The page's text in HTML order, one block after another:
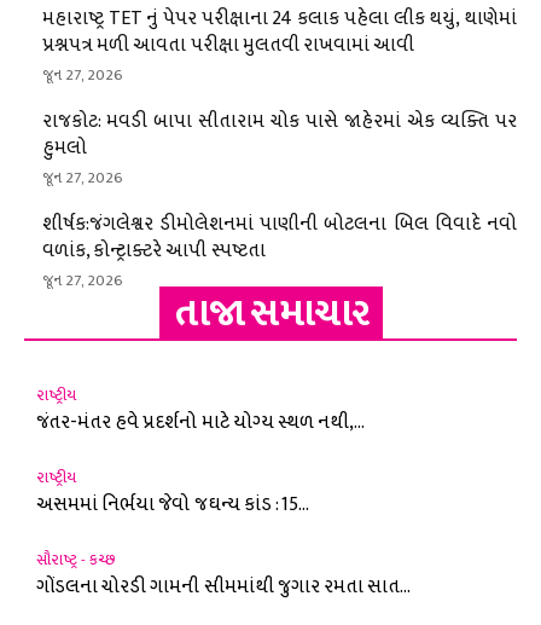
મહારાષ્ટ્ર TET નું પેપર પરીક્ષાના 24 કલાક પહેલા લીક થયું, થાણેમાં
પ્રશ્નપત્ર મળી આવતા પરીક્ષા મુલતવી રાખવામાં આવી
જૂન 27, 2026
રાજકોટ: મવડી બાપા સીતારામ ચોક પાસે જાહેરમાં એક વ્યક્તિ પર
હુમલો
જૂન 27, 2026
શીર્ષક:જંગલેશ્વર ડીમોલેશનમાં પાણીની બોટલના બિલ વિવાદે નવો
વળાંક, કોન્ટ્રાક્ટરે આપી સ્પષ્ટતા
જૂન 27, 2026
તાજા સમાચાર
રાષ્ટ્રીય
જંતર-મંતર હવે પ્રદર્શનો માટે યોગ્ય સ્થળ નથી,...
રાષ્ટ્રીય
અસમમાં નિર્ભયા જેવો જઘન્ય કાંડ : 15...
સૌરાષ્ટ્ર - કચ્છ
ગોંડલના ચોરડી ગામની સીમમાંથી જુગાર રમતા સાત...